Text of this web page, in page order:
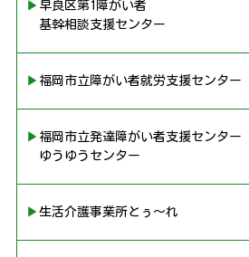
▶︎早良区第1障がい者
基幹相談支援センター
▶︎福岡市立障がい者就労支援センター
▶︎福岡市立発達障がい者支援センター
ゆうゆうセンター
▶︎生活介護事業所とぅ〜れ